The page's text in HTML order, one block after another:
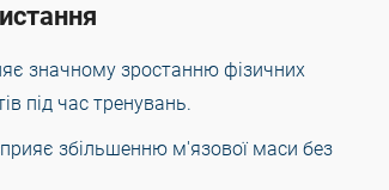
значному зростанню фізичних
під час тренувань.
збільшенню м'язової маси без